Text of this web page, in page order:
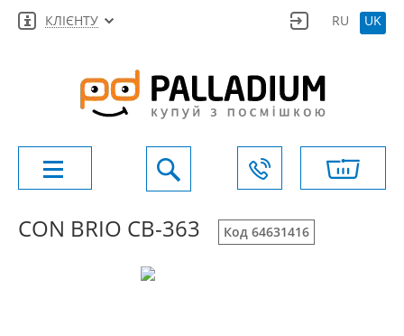
КЛІЄНТУ RU UK
CON BRIO CB-363 Код 64631416